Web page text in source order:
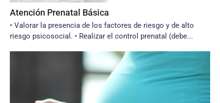
Atención Prenatal Básica
• Valorar la presencia de los factores de riesgo y de alto
riesgo psicoso­cial. • Realizar el control prenatal (debe...